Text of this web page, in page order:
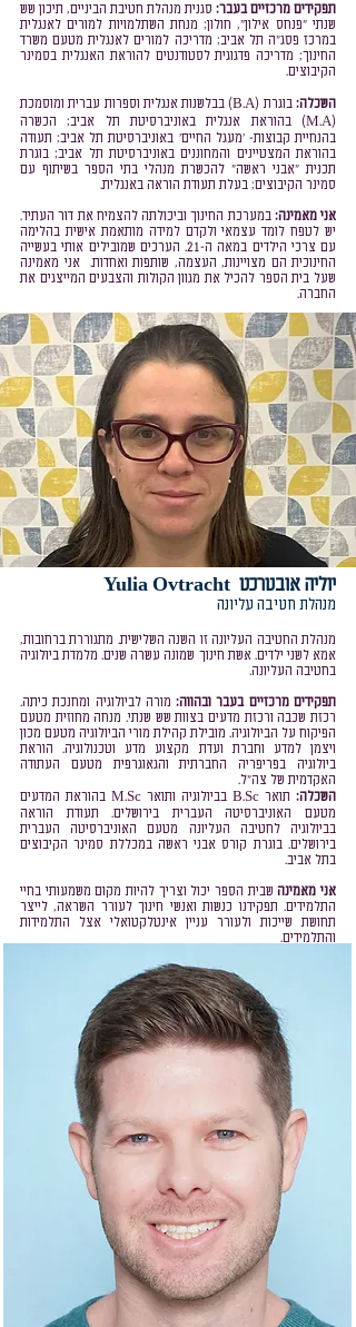
תפקידים מרכזיים בעבר: סגנית מנהלת חטיבת הביניים, תיכון שש
שנתי "פנחס אילון", חולון; מנחת השתלמויות למורים לאנגלית
במרכז פסג"ה תל אביב; מדריכה למורים לאנגלית מטעם משרד
החינוך; מדריכה פדגוגית לסטודנטים להוראת האנגלית בסמינר
הקיבוצים.
השכלה:
בוגרת (B.A) בבלשנות אנגלית וספרות עברית ומוסמכת
(M.A) בהוראת אנגלית באוניברסיטת תל אביב; הכשרה
בהנחיית קבוצות- 'מעגל החיים' באוניברסיטת תל אביב; תעודה
בהוראת המצטיינים והמחוננים באוניברסיטת תל אביב; בוגרת
תכנית "אבני ראשה" להכשרת מנהלי בתי הספר בשיתוף עם
סמינר הקיבוצים; בעלת תעודת הוראה באנגלית.
אני מאמינה: במערכת החינוך וביכולתה להצמיח את דור העתיד.
יש לטפח לומד עצמאי ולקדם למידה מותאמת אישית בהלימה
עם צרכי הילדים במאה ה-21. הערכים שמובילים אותי בעשייה
החינוכית הם מצויינות, העצמה, שותפות ואחדות. אני מאמינה
שעל בית הספר להכיל את מגוון הקולות והצבעים המייצגים את
החברה.
יוליה אובטרכט Yulia Ovt racht
מנהלת חטיבה עליונה
מנהלת החטיבה העליונה זו השנה השלישית. מתגוררת ברחובות,
אמא לשני ילדים. אשת חינוך שמונה עשרה שנים. מלמדת ביולוגיה
בחטיבה העליונה.
תפקידים מרכזיים בעבר ובהווה:מורה לביולוגיה ומחנכת כיתה.
רכזת שכבה ורכזת מדעים בצוות שש שנתי. מנחה מחוזית מטעם
הפיקוח על הביולוגיה. מובילת קהילת מורי הביולוגיה מטעם מכון
ויצמן למדע וחברת ועדת מקצוע מדע וטכנולוגיה. הוראת
ביולוגיה בפריפריה החברתית והגאוגרפית מטעם העתודה
האקדמית של צה"ל.
השכלה:
תואר B.Sc בביולוגיה ותואר M.Sc בהוראת המדעים
מטעם האוניברסיטה העברית בירושלים. תעודת הוראה
בביולוגיה לחטיבה העליונה מטעם האוניברסיטה העברית
בירושלים. בוגרת קורס אבני ראשה במכללת סמינר הקיבוצים
בתל אביב.
אני מאמינהשבית הספר יכול וצריך להיות מקום משמעותי בחיי
התלמידים. תפקידנו כנשות ואנשי חינוך לעורר השראה, לייצר
תחושת שייכות ולעורר עניין אינטלקטואלי אצל התלמידות
והתלמידים.